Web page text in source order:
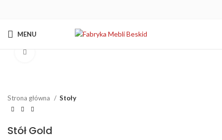
MENU
Strona główna Stoły
Stół Gold